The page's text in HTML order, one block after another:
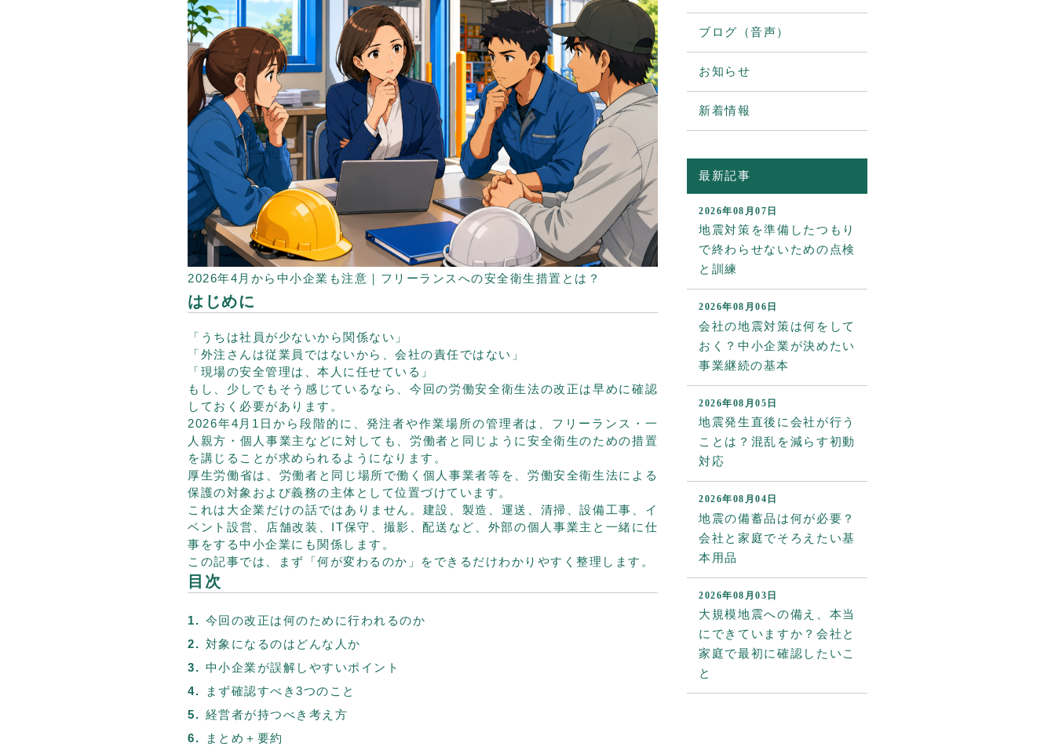
2026年4月から中小企業も注意｜フリーランスへの安全衛生措置とは？
はじめに
「うちは社員が少ないから関係ない」
「外注さんは従業員ではないから、会社の責任ではない」
「現場の安全管理は、本人に任せている」
もし、少しでもそう感じているなら、今回の労働安全衛生法の改正は早めに確認
しておく必要があります。
2026年4月1日から段階的に、発注者や作業場所の管理者は、フリーランス・一
人親方・個人事業主などに対しても、労働者と同じように安全衛生のための措置
を講じることが求められるようになります。
厚生労働省は、労働者と同じ場所で働く個人事業者等を、労働安全衛生法による
保護の対象および義務の主体として位置づけています。
これは大企業だけの話ではありません。建設、製造、運送、清掃、設備工事、イ
ベント設営、店舗改装、IT保守、撮影、配送など、外部の個人事業主と一緒に仕
事をする中小企業にも関係します。
この記事では、まず「何が変わるのか」をできるだけわかりやすく整理します。
目次
今回の改正は何のために行われるのか
対象になるのはどんな人か
中小企業が誤解しやすいポイント
まず確認すべき3つのこと
経営者が持つべき考え方
まとめ＋要約
ブログ（音声）
お知らせ
新着情報
最新記事
2026年08月07日
地震対策を準備したつもり
で終わらせないための点検
と訓練
2026年08月06日
会社の地震対策は何をして
おく？中小企業が決めたい
事業継続の基本
2026年08月05日
地震発生直後に会社が行う
ことは？混乱を減らす初動
対応
2026年08月04日
地震の備蓄品は何が必要？
会社と家庭でそろえたい基
本用品
2026年08月03日
大規模地震への備え、本当
にできていますか？会社と
家庭で最初に確認したいこ
と